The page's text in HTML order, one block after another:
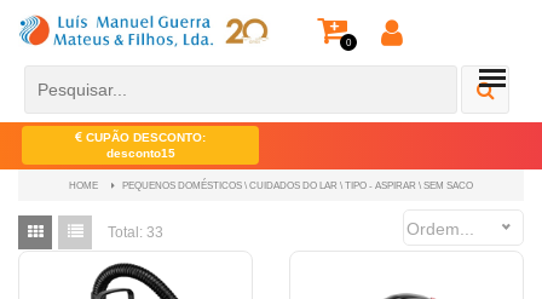
0
CUPÃO DESCONTO:
desconto15
HOME PEQUENOS DOMÉSTICOS \ CUIDADOS DO LAR \ TIPO - ASPIRAR \ SEM SACO
Total: 33 Ordem...